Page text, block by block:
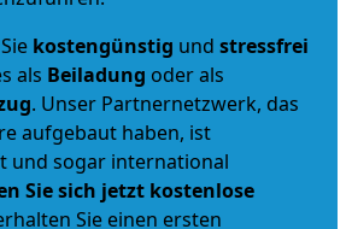
kostengünstig und stressfrei
als Beiladung oder als
. Unser Partnernetzwerk, das
aufgebaut haben, ist
und sogar international
Sie sich jetzt kostenlose
Sie einen ersten